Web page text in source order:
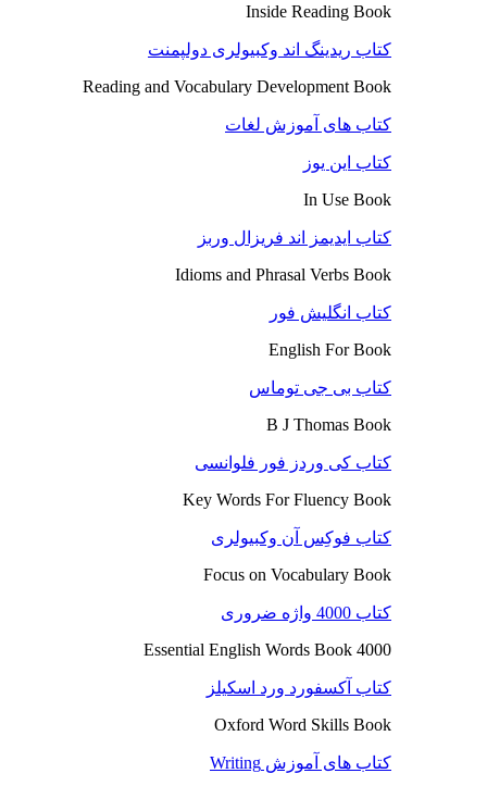
Inside Reading Book
کتاب ریدینگ اند وکبیولری دولپمنت
Reading and Vocabulary Development Book
کتاب های آموزش لغات
کتاب این یوز
In Use Book
کتاب ایدیمز اند فریزال وربز
Idioms and Phrasal Verbs Book
کتاب انگلیش فور
English For Book
کتاب بی جی توماس
B J Thomas Book
کتاب کی وردز فور فلوانسی
Key Words For Fluency Book
کتاب فوکِس آن وکبیولری
Focus on Vocabulary Book
کتاب 4000 واژه ضروری
4000 Essential English Words Book
کتاب آکسفورد ورد اسکیلز
Oxford Word Skills Book
کتاب های آموزش Writing